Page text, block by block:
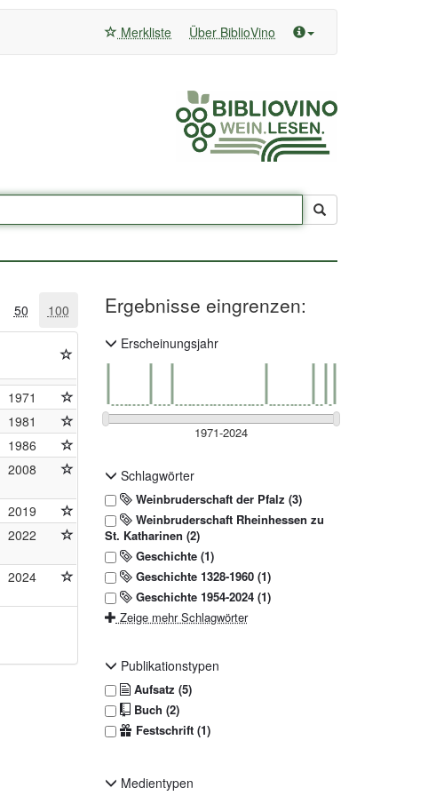
Merkliste Über BiblioVino
50 100
1971
1981
1986
2008
2019
2022
2024
Ergebnisse eingrenzen:
Erscheinungsjahr
Schlagwörter
Weinbruderschaft der Pfalz (3)
Weinbruderschaft Rheinhessen zu
St. Katharinen (2)
Geschichte (1)
Geschichte 1328-1960 (1)
Geschichte 1954-2024 (1)
Zeige mehr Schlagwörter
Publikationstypen
Aufsatz (5)
Buch (2)
Festschrift (1)
Medientypen